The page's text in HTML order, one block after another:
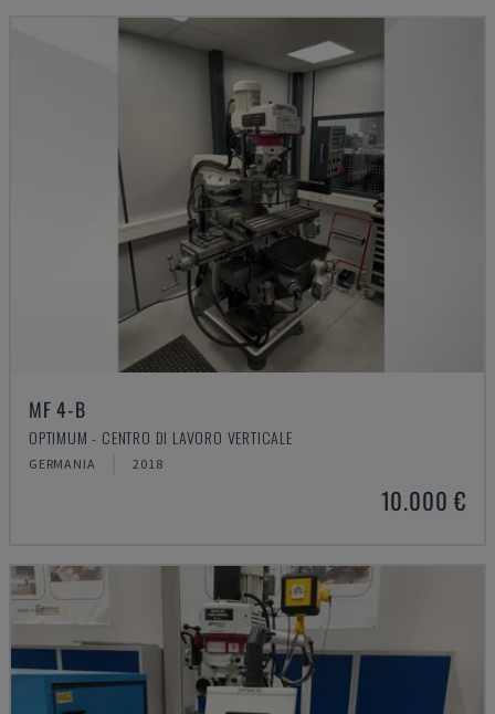
MF 4-B
OPTIMUM - CENTRO DI LAVORO VERTICALE
GERMANIA 2018
10.000 €